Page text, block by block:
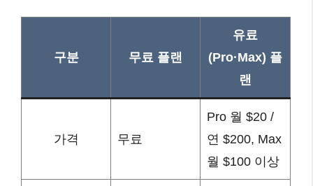
구분 무료 플랜
유료
(Pro·Max) 플
랜
가격 무료
Pro 월 $20 /
연 $200, Max
월 $100 이상